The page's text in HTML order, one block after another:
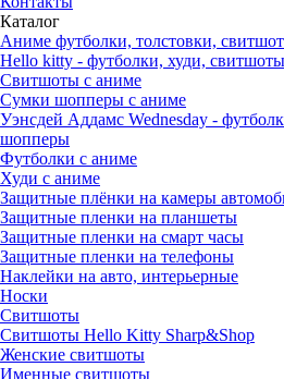
Каталог
Аниме футболки, толстовки,
Hello kitty - футболки, худи,
Свитшоты с аниме
Сумки шопперы с аниме
Уэнсдей Аддамс Wednesday -
шопперы
Футболки с аниме
Худи с аниме
Защитные плёнки на камеры
Защитные пленки на планшеты
Защитные пленки на смарт часы
Защитные пленки на телефоны
Наклейки на авто, интерьерные
Носки
Свитшоты
Cвитшоты Hello Kitty Sharp&Shop
Женские свитшоты
Именные свитшоты